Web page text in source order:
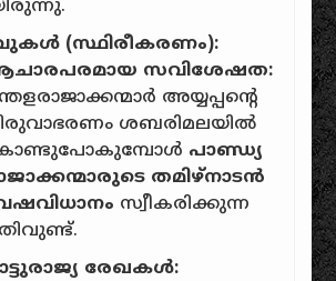
(സ്ഥിരീകരണം):
സവിശേഷത:
അയ്യപ്പൻ്റെ
ശബരിമലയിൽ
പാണ്ഡ്യ
തമിഴ്നാടൻ
സ്വീകരിക്കുന്ന
രേഖകൾ: